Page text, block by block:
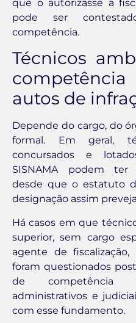
que o autorizasse a
pode ser
competência.
Técnicos
autos de
Depende do cargo, do
formal. Em geral,
concursados e
SISNAMA podem ter
desde que o estatuto
designação assim
Há casos em que
superior, sem cargo
agente de
foram questionados
de competência
administrativos e
com esse fundamento.